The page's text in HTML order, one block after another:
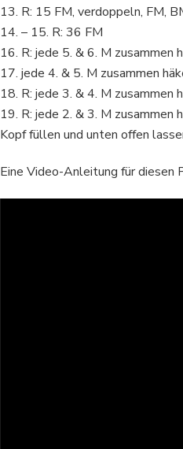
13. R: 15 FM, verdoppeln, FM,
14. – 15. R: 36 FM
16. R: jede 5. & 6. M zusammen
17. jede 4. & 5. M zusammen
18. R: jede 3. & 4. M zusammen
19. R: jede 2. & 3. M zusammen
Kopf füllen und unten offen
Eine Video-Anleitung für diesen